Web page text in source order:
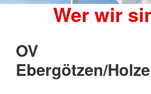
Wer wir
OV
Ebergötzen/